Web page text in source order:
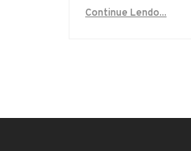
Continue Lendo...